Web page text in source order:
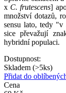
x C. frutescens]
množství dotazů,
sensu lato, tedy "v
sice převažují
hybridní populaci.
Dostupnost:
Skladem (>5ks)
Přidat do
Cena